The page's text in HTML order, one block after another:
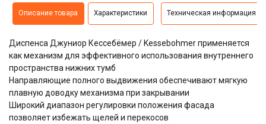
Описание товара Характеристики Техническая информация
Диспенса Джуниор Кессебёмер / Kessebohmer применяется
как механизм для эффективного использования внутреннего
пространства нижних тумб
Направляющие полного выдвижения обеспечивают мягкую
плавную доводку механизма при закрывании
Широкий диапазон регулировки положения фасада
позволяет избежать щелей и перекосов